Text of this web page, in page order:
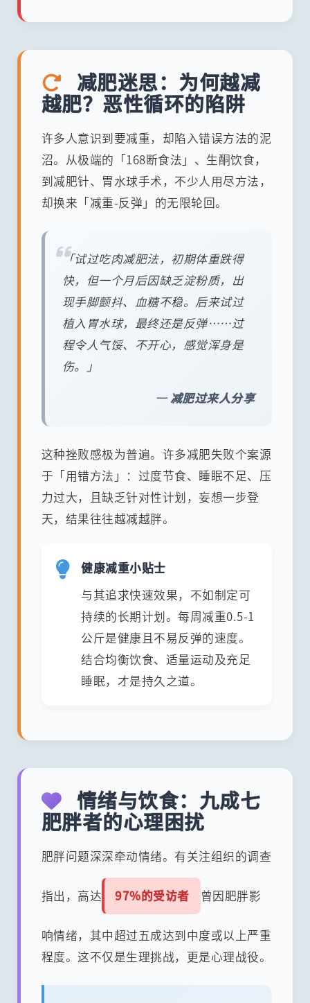
减肥迷思：为何越减
越肥？恶性循环的陷阱
许多人意识到要减重，却陷入错误方法的泥
沼。从极端的「168断食法」、生酮饮食，
到减肥针、胃水球手术，不少人用尽方法，
却换来「减重-反弹」的无限轮回。
「试过吃肉减肥法，初期体重跌得
快，但一个月后因缺乏淀粉质，出
现手脚颤抖、血糖不稳。后来试过
植入胃水球，最终还是反弹……过
程令人气馁、不开心，感觉浑身是
伤。」
— 减肥过来人分享
这种挫败感极为普遍。许多减肥失败个案源
于「用错方法」：过度节食、睡眠不足、压
力过大，且缺乏针对性计划，妄想一步登
天，结果往往越减越胖。
健康减重小贴士
与其追求快速效果，不如制定可
持续的长期计划。每周减重0.5-1
公斤是健康且不易反弹的速度。
结合均衡饮食、适量运动及充足
睡眠，才是持久之道。
情绪与饮食：九成七
肥胖者的心理困扰
肥胖问题深深牵动情绪。有关注组织的调查
指出，高达 97%的受访者 曾因肥胖影
响情绪，其中超过五成达到中度或以上严重
程度。这不仅是生理挑战，更是心理战役。